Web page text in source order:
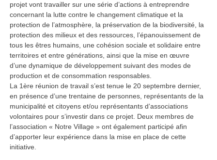
projet vont travailler sur une série d’actions à entreprendre
concernant la lutte contre le changement climatique et la
protection de l’atmosphère, la préservation de la biodiversité, la
protection des milieux et des ressources, l’épanouissement de
tous les êtres humains, une cohésion sociale et solidaire entre
territoires et entre générations, ainsi que la mise en œuvre
d’une dynamique de développement suivant des modes de
production et de consommation responsables.
La 1ère réunion de travail s’est tenue le 20 septembre dernier,
en présence d’une trentaine de personnes, représentants de la
municipalité et citoyens et/ou représentants d’associations
volontaires pour s’investir dans ce projet. Deux membres de
l’association « Notre Village » ont également participé afin
d’apporter leur expérience dans la mise en place de cette
initiative.